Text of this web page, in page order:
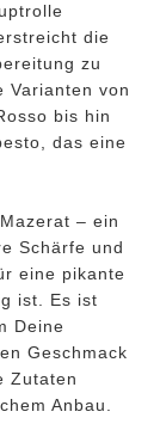
die
zu
Varianten von
bis hin
das eine
– ein
Schärfe und
eine pikante
ist. Es ist
Deine
Geschmack
Zutaten
Anbau.